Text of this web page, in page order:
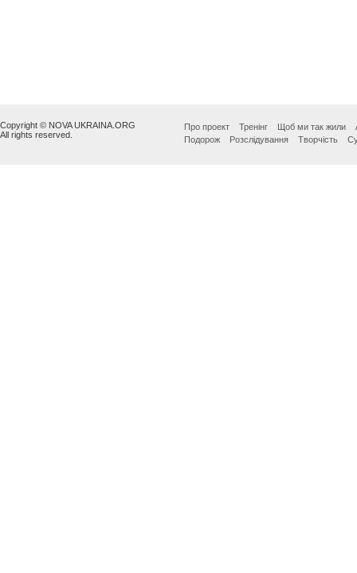
Copyright © NOVA UKRAINA.ORG
All rights reserved.
Про проект Тренінг Щоб ми так жили
Подорож
Розслідування Творчість